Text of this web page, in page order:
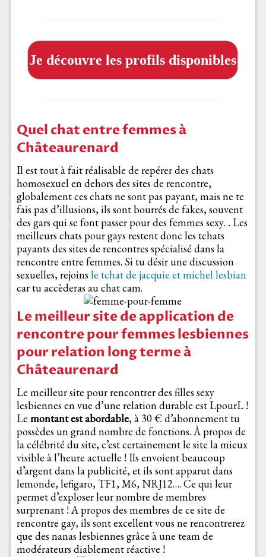
Je découvre les profils disponibles
Quel chat entre femmes à
Châteaurenard
Il est tout à fait réalisable de repérer des chats
homosexuel en dehors des sites de rencontre,
globalement ces chats ne sont pas payant, mais ne te
fais pas d’illusions, ils sont bourrés de fakes, souvent
des gars qui se font passer pour des femmes sexy… Les
meilleurs chats pour gays restent donc les tchats
payants des sites de rencontres spécialisé dans la
rencontre entre femmes. Si tu désir une discussion
sexuelles, rejoins le tchat de jacquie et michel lesbian
car tu accèderas au chat cam.
Le meilleur site de application de
rencontre pour femmes lesbiennes
pour relation long terme à
Châteaurenard
Le meilleur site pour rencontrer des filles sexy
lesbiennes en vue d’une relation durable est LpourL !
Le montant est abordable, à 30 € d’abonnement tu
possèdes un grand nombre de fonctions. À propos de
la célébrité du site, c’est certainement le site la mieux
visible à l’heure actuelle ! Ils envoient beaucoup
d’argent dans la publicité, et ils sont apparut dans
lemonde, lefigaro, TF1, M6, NRJ12…. Ce qui leur
permet d’exploser leur nombre de membres
surprenant ! A propos des membres de ce site de
rencontre gay, ils sont excellent vous ne rencontrerez
que des nanas lesbiennes grâce à une team de
modérateurs diablement réactive !